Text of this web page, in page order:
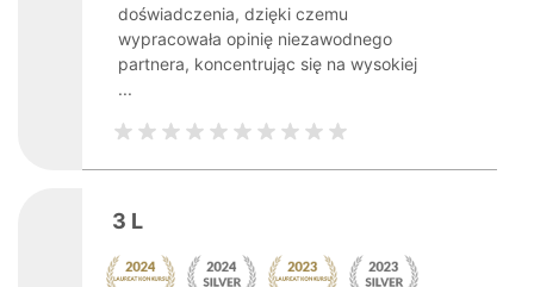
doświadczenia, dzięki czemu
wypracowała opinię niezawodnego
partnera, koncentrując się na wysokiej
...
3 L